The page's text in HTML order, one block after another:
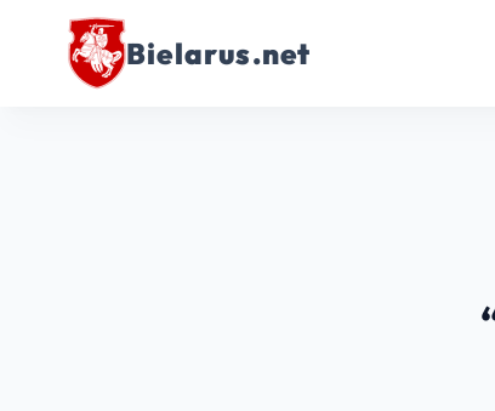
Bielarus.net